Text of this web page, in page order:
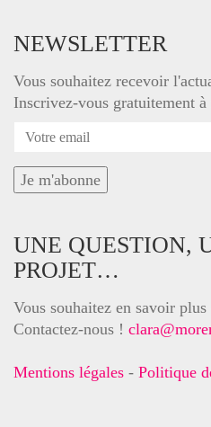
NEWSLETTER
Vous souhaitez recevoir
Inscrivez-vous gratuitement
UNE QUESTION,
PROJET…
Vous souhaitez en savoir
Contactez-nous !
Mentions légales - Politique